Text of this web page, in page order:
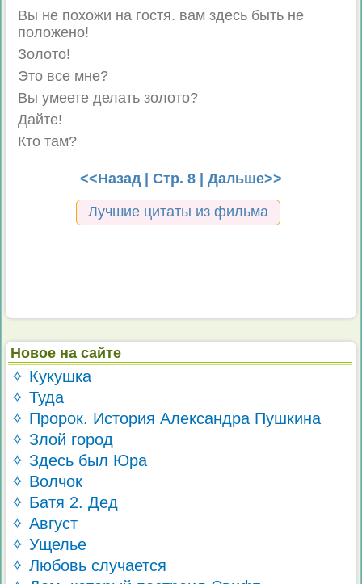
Вы не похожи на гостя. вам здесь быть не
положено!
Золото!
Это все мне?
Вы умеете делать золото?
Дайте!
Кто там?
<<Назад | Стр. 8 | Дальше>>
Лучшие цитаты из фильма
Новое на сайте
✧ Кукушка
✧ Туда
✧ Пророк. История Александра Пушкина
✧ Злой город
✧ Здесь был Юра
✧ Волчок
✧ Батя 2. Дед
✧ Август
✧ Ущелье
✧ Любовь случается